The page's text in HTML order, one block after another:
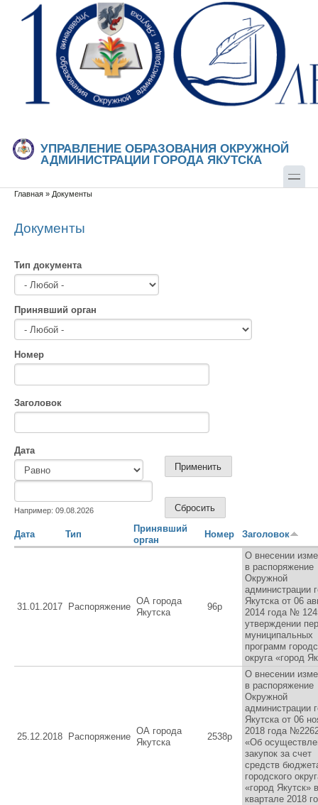
Перейти к основному содержанию
Skip to search
УПРАВЛЕНИЕ ОБРАЗОВАНИЯ ОКРУЖНОЙ
АДМИНИСТРАЦИИ ГОРОДА ЯКУТСКА
Вы здесь
Главная » Документы
Документы
Тип документа
Принявший орган
Номер
Заголовок
Дата
Например: 09.08.2026
Дата Тип
Принявший
орган
Номер Заголовок
31.01.2017 Распоряжение
ОА города
Якутска
96р
О внесении
в распоряжение
Окружной
администрации
Якутска от 06
2014 года №
утверждении
муниципальных
программ
округа «город
25.12.2018 Распоряжение
ОА города
Якутска
2538р
О внесении
в распоряжение
Окружной
администрации
Якутска от 06
2018 года
«Об
закупок за счет
средств
городского
«город Якутск»
квартале 2018